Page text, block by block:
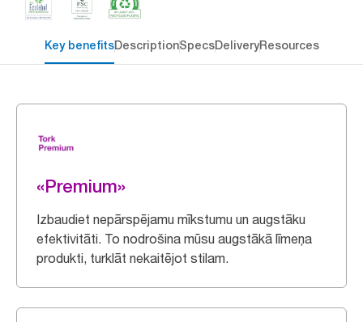
Key benefitsDescriptionSpecsDeliveryResources
«Premium»
Izbaudiet nepārspējamu mīkstumu un augstāku
efektivitāti. To nodrošina mūsu augstākā līmeņa
produkti, turklāt nekaitējot stilam.